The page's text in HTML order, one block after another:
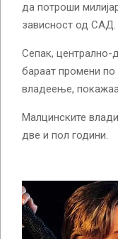
да потроши
зависност од САД.
Сепак, централно-
бараат промени
владеење,
Малцинските
две и пол години.